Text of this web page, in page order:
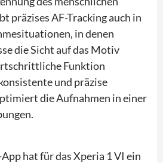
präzises AF-Tracking auch in
in denen
die Sicht auf das Motiv
Funktion
und präzise
die Aufnahmen in einer
hat für das Xperia 1 VI ein